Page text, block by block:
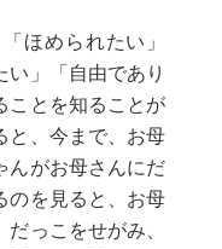
ほめられたい」
い」「自由であり
ことを知ることが
と、今まで、お母
んがお母さんにだ
のを見ると、お母
っこをせがみ、